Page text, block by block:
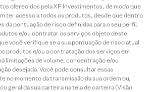
oferecidos pela XP Investimentos, de modo que
ter acesso a todos os produtos, desde que dentro
da pontuação de risco definidas para o seu perfil.
e/ou contratar os serviços objeto deste
você verifique se a sua pontuação de risco atual
produtos e/ou a contratação dos serviços em
limitações de volume, concentração e/ou
desejada. Você pode consultar essas
no momento da transmissão da sua ordem ou,
geral da sua carteira na tela de carteira (Visão